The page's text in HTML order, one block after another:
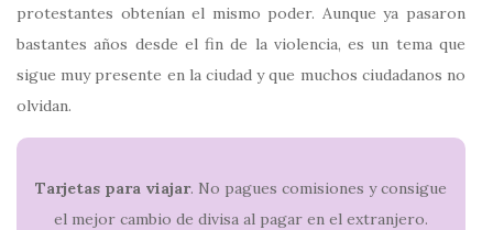
protestantes obtenían el mismo poder.​ Aunque ya pasaron
bastantes años desde el fin de la violencia, es un tema que
sigue muy presente en la ciudad y que muchos ciudadanos no
olvidan.
Tarjetas para viajar. No pagues comisiones y consigue
el mejor cambio de divisa al pagar en el extranjero.